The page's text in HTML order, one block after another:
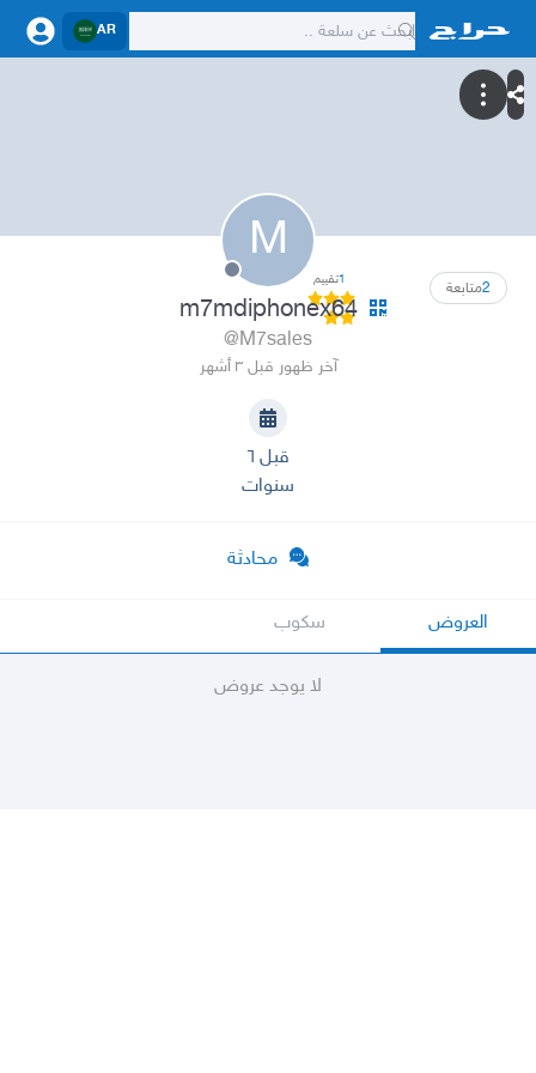
AR
M
2متابعة 1تقييم
m7mdiphonex64
@M7sales
آخر ظهور قبل ٣ أشهر
قبل ٦
سنوات
محادثة
العروض سكوب
لا يوجد عروض